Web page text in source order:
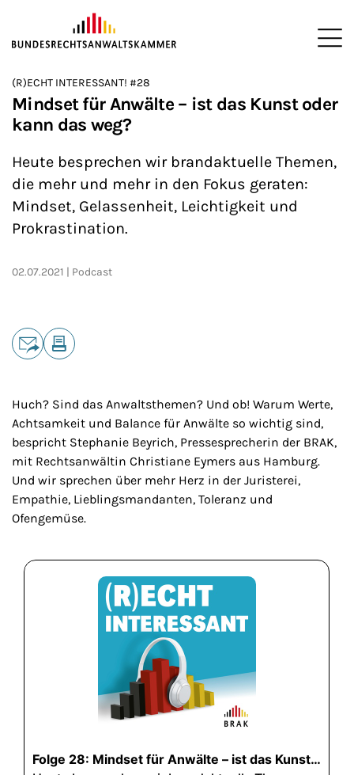
ZUM HAUPTINHALT SPRINGEN
Sie befinden sich hier:
>
Startseite
>
Newsroom
>
Podcasts
(R)ECHT INTERESSANT! #28
Mindset für Anwälte – ist das Kunst oder
kann das weg?
Heute besprechen wir brandaktuelle Themen,
die mehr und mehr in den Fokus geraten:
Mindset, Gelassenheit, Leichtigkeit und
Prokrastination.
02.07.2021 Podcast
Teilen
Huch? Sind das Anwaltsthemen? Und ob! Warum Werte,
Achtsamkeit und Balance für Anwälte so wichtig sind,
bespricht Stephanie Beyrich, Pressesprecherin der BRAK,
mit Rechtsanwältin Christiane Eymers aus Hamburg.
Und wir sprechen über mehr Herz in der Juristerei,
Empathie, Lieblingsmandanten, Toleranz und
Ofengemüse.